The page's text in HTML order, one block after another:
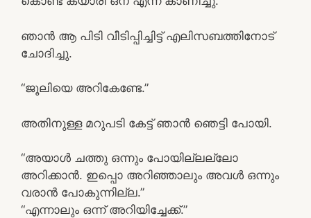
ഞാൻ ആ പിടി വീടിപ്പിച്ചിട്ട് എലിസബത്തിനോട്
ചോദിച്ചു.
“ജൂലിയെ അറികേണ്ടേ.”
അതിനുള്ള മറുപടി കേട്ട് ഞാൻ ഞെട്ടി പോയി.
“അയാൾ ചത്തു ഒന്നും പോയില്ലല്ലോ
അറിക്കാൻ. ഇപ്പൊ അറിഞ്ഞാലും അവൾ ഒന്നും
വരാൻ പോകുന്നില്ല.”
“എന്നാലും ഒന്ന് അറിയിച്ചേക്ക്.”